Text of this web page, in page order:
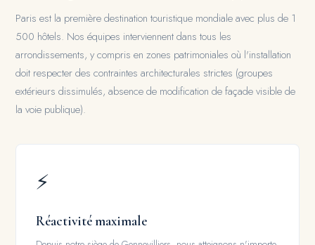
Paris est la première destination touristique mondiale avec plus de 1
500 hôtels. Nos équipes interviennent dans tous les
arrondissements, y compris en zones patrimoniales où l'installation
doit respecter des contraintes architecturales strictes (groupes
extérieurs dissimulés, absence de modification de façade visible de
la voie publique).
⚡
Réactivité maximale